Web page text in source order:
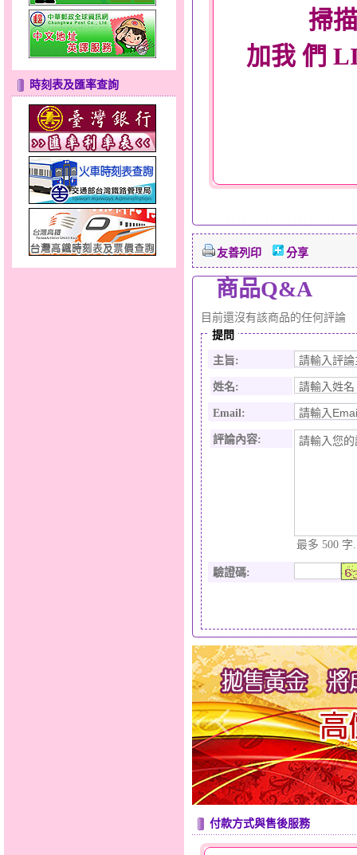
時刻表及匯率查詢
掃
加我 們
友善列印 分享
商品Q&A
目前還沒有該商品的任何評論
提問
主旨:
姓名:
Email:
評論內容:
最多 500 字.
驗證碼:
付款方式與售後服務